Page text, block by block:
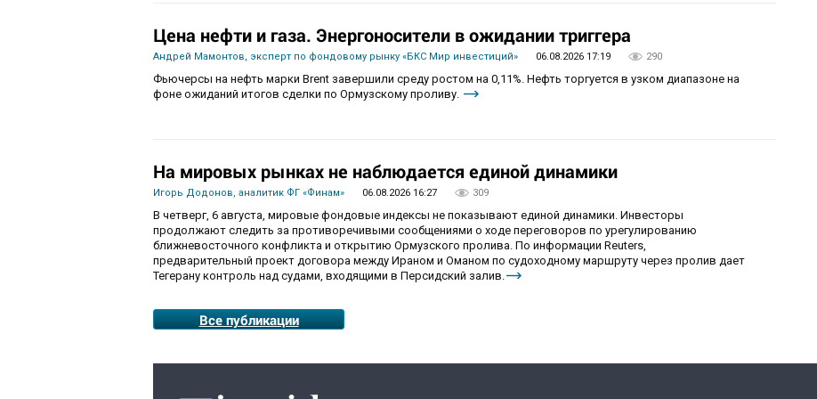
Цена нефти и газа. Энергоносители в ожидании триггера
Андрей Мамонтов, эксперт по фондовому рынку «БКС Мир инвестиций» 06.08.2026 17:19 290
Фьючерсы на нефть марки Brent завершили среду ростом на 0,11%. Нефть торгуется в узком диапазоне на
фоне ожиданий итогов сделки по Ормузскому проливу.
На мировых рынках не наблюдается единой динамики
Игорь Додонов, аналитик ФГ «Финам» 06.08.2026 16:27 309
В четверг, 6 августа, мировые фондовые индексы не показывают единой динамики. Инвесторы
продолжают следить за противоречивыми сообщениями о ходе переговоров по урегулированию
ближневосточного конфликта и открытию Ормузского пролива. По информации Reuters,
предварительный проект договора между Ираном и Оманом по судоходному маршруту через пролив дает
Тегерану контроль над судами, входящими в Персидский залив.
Все публикации